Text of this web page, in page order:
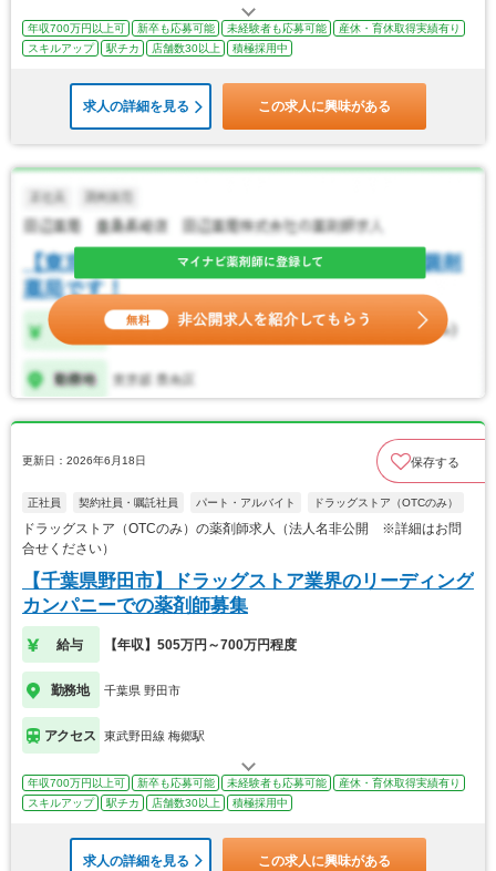
年収700万円以上可 新卒も応募可能 未経験者も応募可能
産休・育休取得実績有り
スキルアップ
駅チカ 店舗数30以上 積極採用中
求人の詳細を見る この求人に興味がある
更新日：2026年6月18日 保存する
正社員 契約社員・嘱託社員 パート・アルバイト ドラッグストア（OTCのみ）
ドラッグストア（OTCのみ）の薬剤師求人（法人名非公開 ※詳細はお問
合せください）
【千葉県野田市】ドラッグストア業界のリーディング
カンパニーでの薬剤師募集
給与 【年収】505万円～700万円程度
勤務地 千葉県 野田市
アクセス 東武野田線 梅郷駅
年収700万円以上可 新卒も応募可能 未経験者も応募可能
産休・育休取得実績有り
スキルアップ
駅チカ 店舗数30以上 積極採用中
求人の詳細を見る この求人に興味がある